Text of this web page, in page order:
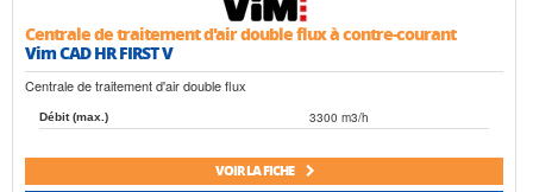
Centrale de traitement d'air double flux à contre-courant
Vim CAD HR FIRST V
Centrale de traitement d'air double flux
Débit (max.) 3300 m3/h
VOIR LA FICHE